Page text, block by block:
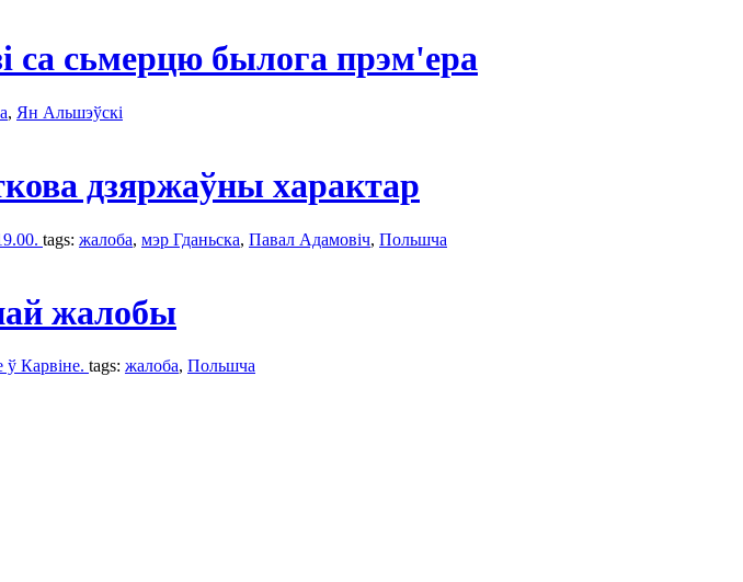
сьмерцю былога прэм'ера
, Ян Альшэўскі
дзяржаўны характар
tags: жалобa, мэр Гданьска, Павал Адамовіч, Польшчa
жалобы
ў Карвіне. tags: жалобa, Польшчa